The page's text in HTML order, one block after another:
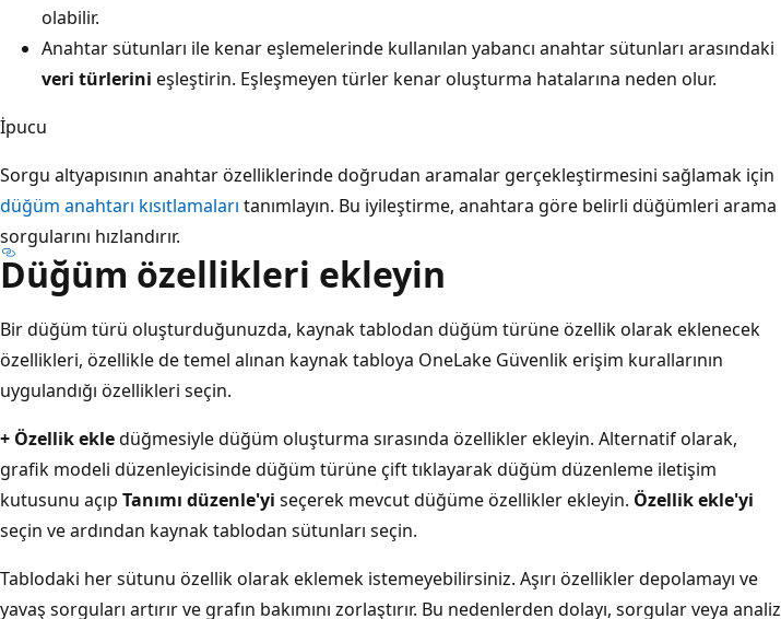
olabilir.
Anahtar sütunları ile kenar eşlemelerinde kullanılan yabancı anahtar sütunları arasındaki
veri türlerini eşleştirin. Eşleşmeyen türler kenar oluşturma hatalarına neden olur.
İpucu
Sorgu altyapısının anahtar özelliklerinde doğrudan aramalar gerçekleştirmesini sağlamak için
düğüm anahtarı kısıtlamaları tanımlayın. Bu iyileştirme, anahtara göre belirli düğümleri arama
sorgularını hızlandırır.
Düğüm özellikleri ekleyin
Bir düğüm türü oluşturduğunuzda, kaynak tablodan düğüm türüne özellik olarak eklenecek
özellikleri, özellikle de temel alınan kaynak tabloya OneLake Güvenlik erişim kurallarının
uygulandığı özellikleri seçin.
+ Özellik ekledüğmesiyle düğüm oluşturma sırasında özellikler ekleyin. Alternatif olarak,
grafik modeli düzenleyicisinde düğüm türüne çift tıklayarak düğüm düzenleme iletişim
kutusunu açıp Tanımı düzenle'yi seçerek mevcut düğüme özellikler ekleyin. Özellik ekle'yi
seçin ve ardından kaynak tablodan sütunları seçin.
Tablodaki her sütunu özellik olarak eklemek istemeyebilirsiniz. Aşırı özellikler depolamayı ve
yavaş sorguları artırır ve grafın bakımını zorlaştırır. Bu nedenlerden dolayı, sorgular veya analiz